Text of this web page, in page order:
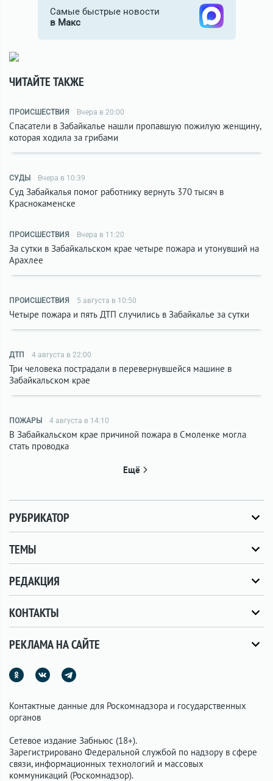
Самые быстрые новости
в Макс
ЧИТАЙТЕ ТАКЖЕ
ПРОИСШЕСТВИЯ Вчера в 20:00
Спасатели в Забайкалье нашли пропавшую пожилую женщину,
которая ходила за грибами
СУДЫ Вчера в 10:39
Суд Забайкалья помог работнику вернуть 370 тысяч в
Краснокаменске
ПРОИСШЕСТВИЯ Вчера в 11:20
За сутки в Забайкальском крае четыре пожара и утонувший на
Арахлее
ПРОИСШЕСТВИЯ 5 августа в 10:50
Четыре пожара и пять ДТП случились в Забайкалье за сутки
ДТП 4 августа в 22:00
Три человека пострадали в перевернувшейся машине в
Забайкальском крае
ПОЖАРЫ 4 августа в 14:10
В Забайкальском крае причиной пожара в Смоленке могла
стать проводка
Ещё
РУБРИКАТОР
ТЕМЫ
РЕДАКЦИЯ
КОНТАКТЫ
РЕКЛАМА НА САЙТЕ
Контактные данные для Роскомнадзора и государственных
органов
Сетевое издание Забньюс (18+).
Зарегистрировано Федеральной службой по надзору в сфере
связи, информационных технологий и массовых
коммуникаций (Роскомнадзор).